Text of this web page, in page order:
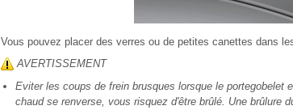
Vous pouvez placer des verres ou de petites canettes dans
AVERTISSEMENT
Eviter les coups de frein brusques lorsque le
chaud se renverse, vous risquez d'être brûlé. Une brûlure